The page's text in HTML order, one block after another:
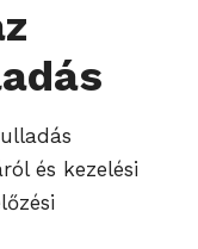
és kezelési